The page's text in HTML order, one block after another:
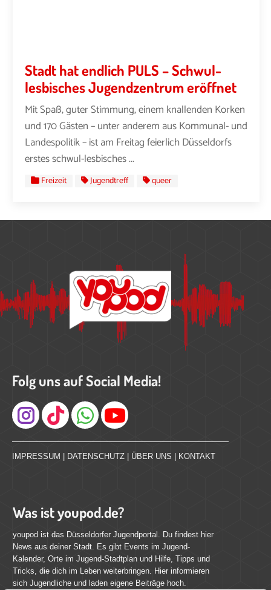
Stadt hat endlich PULS – Schwul-
lesbisches Jugendzentrum eröffnet
Mit Spaß, guter Stimmung, einem knallenden Korken
und 170 Gästen – unter anderem aus Kommunal- und
Landespolitik – ist am Freitag feierlich Düsseldorfs
erstes schwul-lesbisches ...
Freizeit Jugendtreff queer
Folg uns auf Social Media!
Instagram
IMPRESSUM DATENSCHUTZ ÜBER UNS KONTAKT
Was ist youpod.de?
youpod ist das Düsseldorfer Jugendportal. Du findest hier
News aus deiner Stadt. Es gibt Events im Jugend-
Kalender, Orte im Jugend-Stadtplan und Hilfe, Tipps und
Tricks, die dich im Leben weiterbringen. Hier informieren
sich Jugendliche und laden eigene Beiträge hoch.